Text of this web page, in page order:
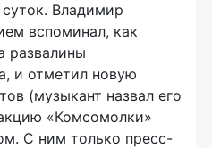
Владимир
вспоминал, как
развалины
и отметил новую
(музыкант назвал его
«Комсомолки»
С ним только пресс-